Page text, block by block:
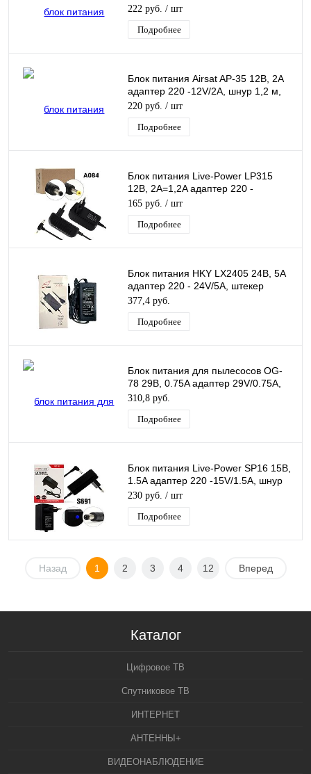
штекер 5.5*2,5 мм
222 руб. / шт
Подробнее
Блок питания Airsat AP-35 12В, 2A
адаптер 220 -12V/2A, шнур 1,2 м,
штекер 5.5*2,5 мм
220 руб. / шт
Подробнее
Блок питания Live-Power LP315
12В, 2А=1,2A адаптер 220 -
12V/2A=1,2A, штекер 5,5*2,5/4,0*1,7
165 руб. / шт
Подробнее
Блок питания HKY LX2405 24В, 5A
адаптер 220 - 24V/5A, штекер
5.5*2,5 мм
377,4 руб.
Подробнее
Блок питания для пылесосов OG-
78 29В, 0.75A адаптер 29V/0.75A,
шнур 1,2 м, штекер 5.5*2,5 мм
310,8 руб.
Подробнее
Блок питания Live-Power SP16 15В,
1.5A адаптер 220 -15V/1.5A, шнур
1,8 м, штекер 4,0*1,7 мм (черный)
230 руб. / шт
Подробнее
Назад 1 2 3 4 12 Вперед
Каталог
Цифровое ТВ
Спутниковое ТВ
ИНТЕРНЕТ
АНТЕННЫ+
ВИДЕОНАБЛЮДЕНИЕ